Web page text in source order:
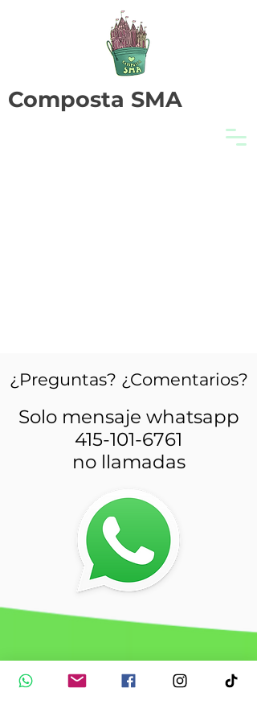
Composta SMA
¿Preguntas? ¿Comentarios?
Solo mensaje whatsapp
415-101-6761
no llamadas